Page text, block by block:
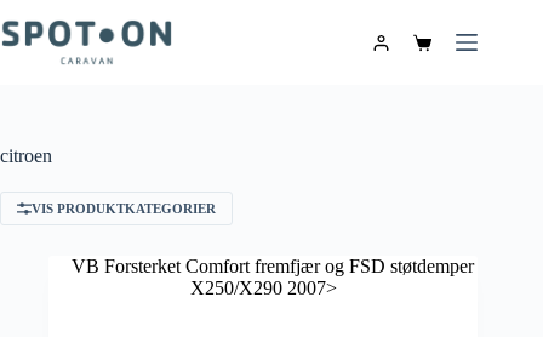
citroen
VIS PRODUKTKATEGORIER